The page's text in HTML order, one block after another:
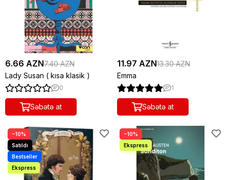
6.66 AZN7.40 AZN
Lady Susan ( kısa klasik )
0
Səbətə at
11.97 AZN13.30 AZN
Emma
1
Səbətə at
−10% −10%